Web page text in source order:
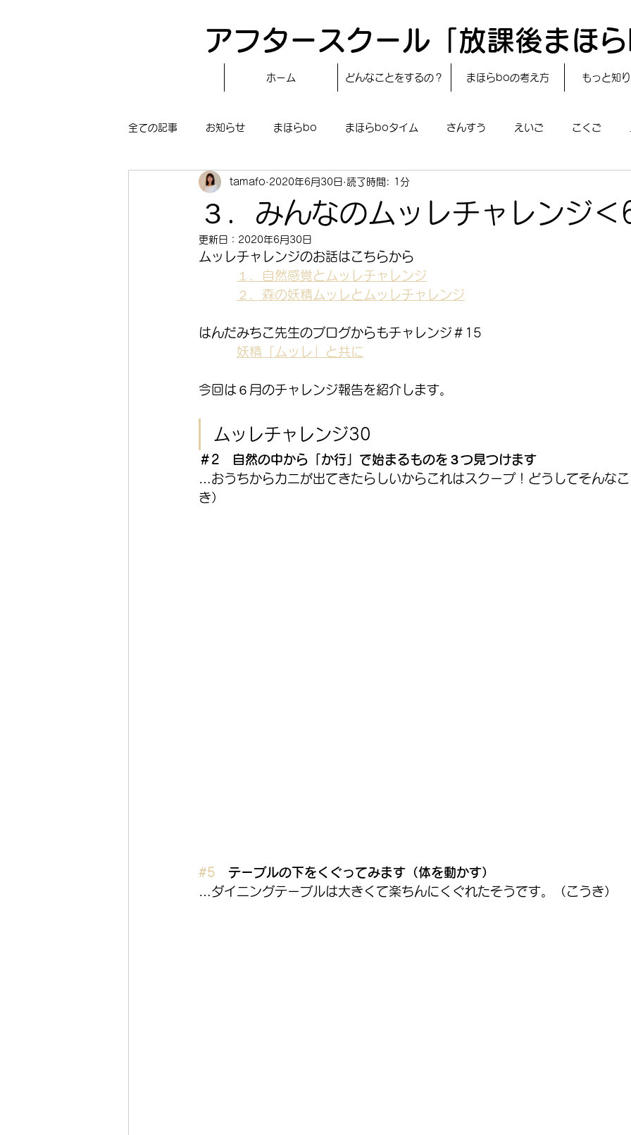
アフタースクール「放課後まほ
ホーム どんなことをするの？ まほらboの考え方 もっと知
全ての記事 お知らせ まほらbo まほらboタイム さんすう えいご こくご
〝自分で作る〟もぐもぐタイム レシピ 24節気
まほらboの学習／仕事 まほらboのあそび
３．みんなのムッレチャレンジ
tamafo 2020年6月30日 読了時間: 1分
更新日： 2020年6月30日
ムッレチャレンジのお話はこちらから
１．自然感覚とムッレチャレンジ
２．森の妖精ムッレとムッレチャレンジ
はんだみちこ先生のブログからもチャレンジ＃15
妖精「ムッレ」と共に
今回は６月のチャレンジ報告を紹介します。
ムッレチャレンジ30
＃2　自然の中から「か行」で始まるものを３つ見つけます
…おうちからカニが出てきたらしいからこれはスクープ！どうしてそんな
き）
#5 テーブルの下をくぐってみます（体を動かす）
…ダイニングテーブルは大きくて楽ちんにくぐれたそうです。（こうき）